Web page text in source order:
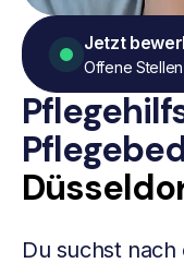
Du suchst
Jetzt
Offene